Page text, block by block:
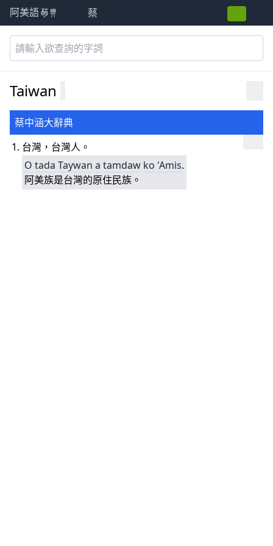
阿美語萌典 蔡
Taiwan
蔡中涵大辭典
台灣，台灣人。
O tada Taywan a tamdaw ko 'Amis.
阿美族是台灣的原住民族。